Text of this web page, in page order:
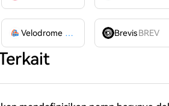
Velodrome Finance VELODROME
BrevisBREV